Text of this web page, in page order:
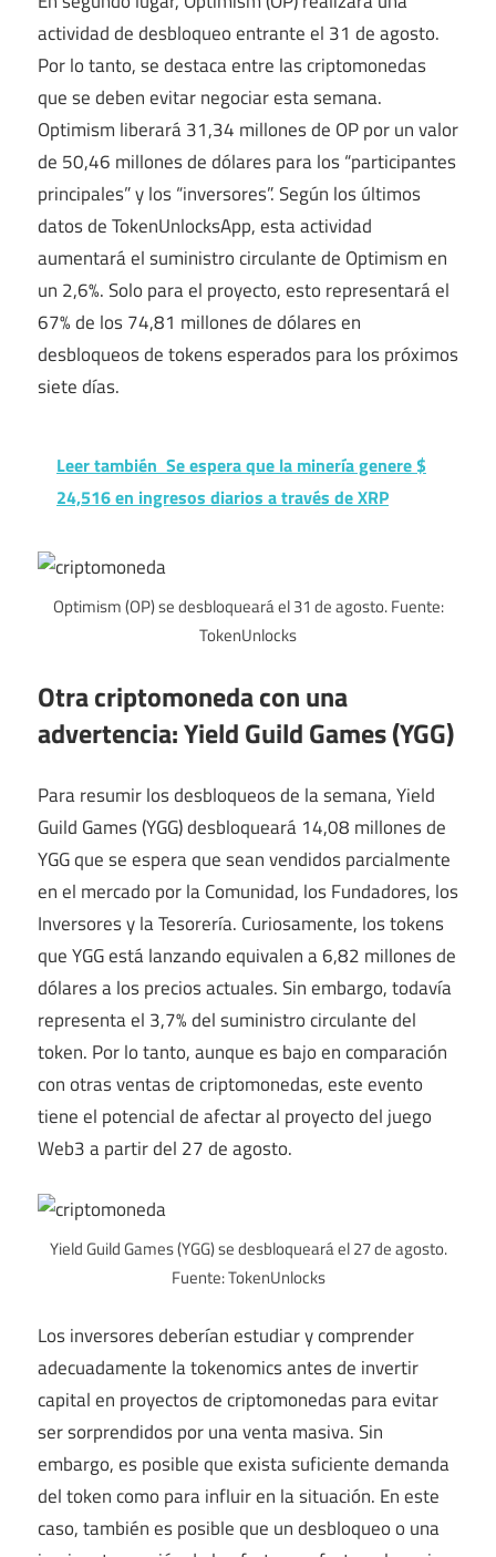
actividad de desbloqueo entrante el 31 de agosto.
Por lo tanto, se destaca entre las criptomonedas
que se deben evitar negociar esta semana.
Optimism liberará 31,34 millones de OP por un valor
de 50,46 millones de dólares para los “participantes
principales” y los “inversores”. Según los últimos
datos de TokenUnlocksApp, esta actividad
aumentará el suministro circulante de Optimism en
un 2,6%. Solo para el proyecto, esto representará el
67% de los 74,81 millones de dólares en
desbloqueos de tokens esperados para los próximos
siete días.
Leer también Se espera que la minería genere $
24,516 en ingresos diarios a través de XRP
Optimism (OP) se desbloqueará el 31 de agosto. Fuente:
TokenUnlocks
Otra criptomoneda con una
advertencia: Yield Guild Games (YGG)
Para resumir los desbloqueos de la semana, Yield
Guild Games (YGG) desbloqueará 14,08 millones de
YGG que se espera que sean vendidos parcialmente
en el mercado por la Comunidad, los Fundadores, los
Inversores y la Tesorería. Curiosamente, los tokens
que YGG está lanzando equivalen a 6,82 millones de
dólares a los precios actuales. Sin embargo, todavía
representa el 3,7% del suministro circulante del
token. Por lo tanto, aunque es bajo en comparación
con otras ventas de criptomonedas, este evento
tiene el potencial de afectar al proyecto del juego
Web3 a partir del 27 de agosto.
Yield Guild Games (YGG) se desbloqueará el 27 de agosto.
Fuente: TokenUnlocks
Los inversores deberían estudiar y comprender
adecuadamente la tokenomics antes de invertir
capital en proyectos de criptomonedas para evitar
ser sorprendidos por una venta masiva. Sin
embargo, es posible que exista suficiente demanda
del token como para influir en la situación. En este
caso, también es posible que un desbloqueo o una